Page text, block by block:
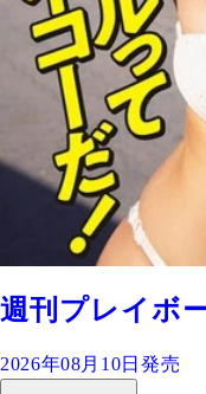
週刊プレイボ
2026年08月10日発売